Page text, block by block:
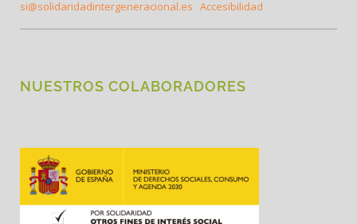
si@solidaridadintergeneracional.es Accesibilidad
NUESTROS COLABORADORES